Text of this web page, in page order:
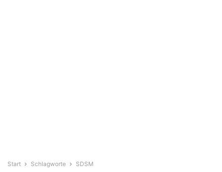
Start Schlagworte SDSM